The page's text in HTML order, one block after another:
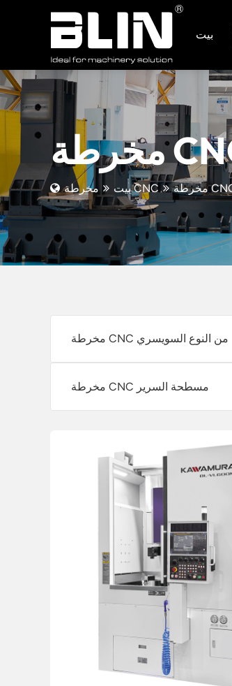
بيت
بيتمخرطة CNC
مخرطة CNC من النوع السويسري
مخرطة CNC مسطحة السرير